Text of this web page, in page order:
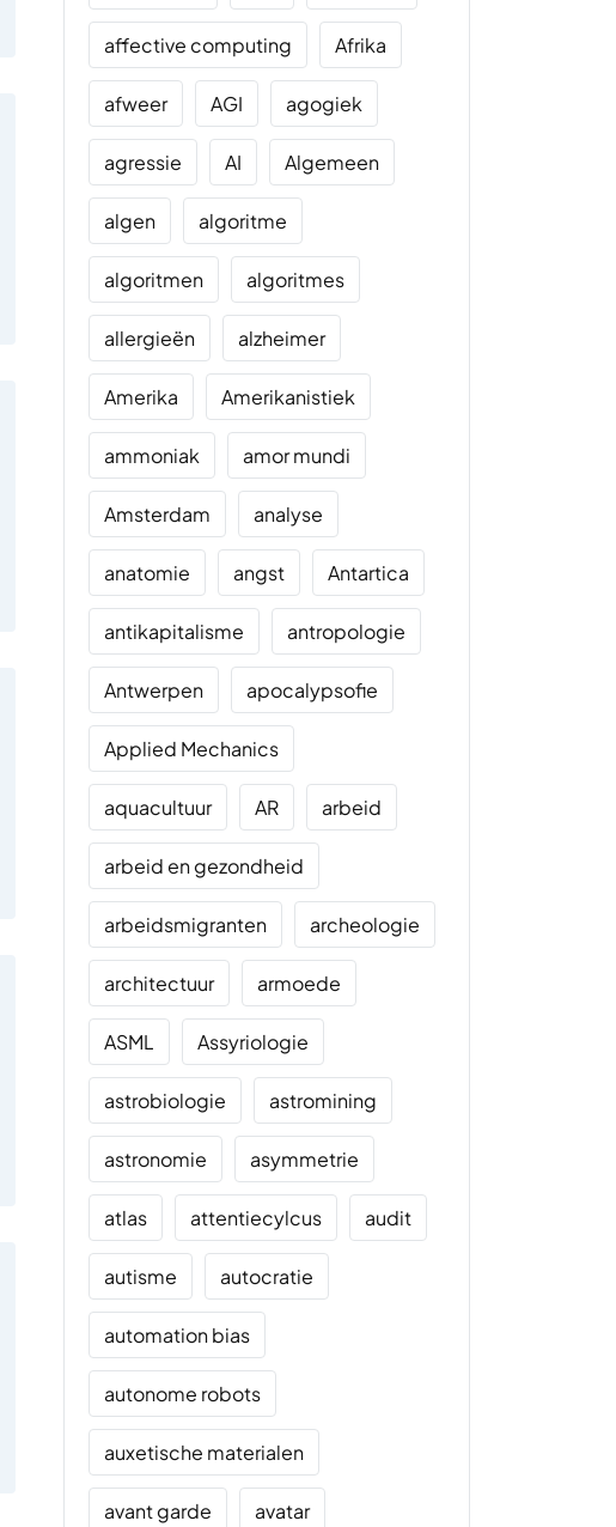
affective computing Afrika
afweer AGI agogiek
agressie AI Algemeen
algen algoritme
algoritmen algoritmes
allergieën alzheimer
Amerika Amerikanistiek
ammoniak amor mundi
Amsterdam analyse
anatomie angst Antartica
antikapitalisme antropologie
Antwerpen apocalypsofie
Applied Mechanics
aquacultuur AR arbeid
arbeid en gezondheid
arbeidsmigranten archeologie
architectuur armoede
ASML Assyriologie
astrobiologie astromining
astronomie asymmetrie
atlas attentiecylcus audit
autisme autocratie
automation bias
autonome robots
auxetische materialen
avant garde avatar